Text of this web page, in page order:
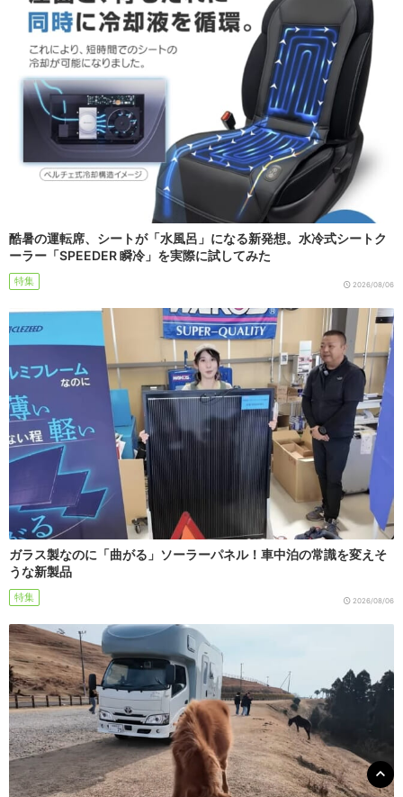
酷暑の運転席、シートが「水風呂」になる新発想。水冷式シートク
ーラー「SPEEDER 瞬冷」を実際に試してみた
特集 2026/08/06
ガラス製なのに「曲がる」ソーラーパネル！車中泊の常識を変えそ
うな新製品
特集 2026/08/06